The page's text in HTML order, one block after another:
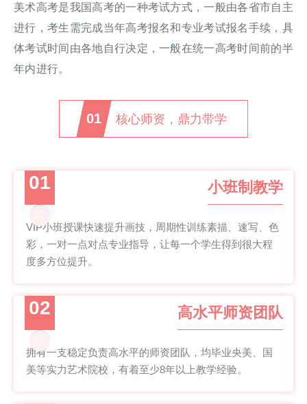
美术高考是我国高考的一种考试方式，一般由各省市自主
进行，考生需完成当年高考报名和专业考试报名手续，具
体考试时间由各地自行决定，一般在统一高考时间前的半
年内进行。
01 核心师资，鼎力带学
01 小班制教学
VIP小班授课快速提升画技，周期性训练素描、速写、色
彩，一对一点对点专业指导，让每一个学生得到很大程
度多方位提升。
02 高水平师资团队
拥有一支稳定负责高水平的师资团队，均毕业央美、国
美等实力艺术院校，有着至少8年以上教学经验。